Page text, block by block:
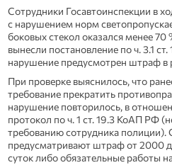
Сотрудники Госавтоинспекции в
с нарушением норм
боковых стекол оказался менее
вынесли постановление по ч. 3.1
нарушение предусмотрен штраф в
При проверке выяснилось, что
требование прекратить
нарушение повторилось, в
протокол по ч. 1 ст. 19.3 КоАП РФ
требованию сотрудника полиции).
предусматривают штраф от 2000
суток либо обязательные работы